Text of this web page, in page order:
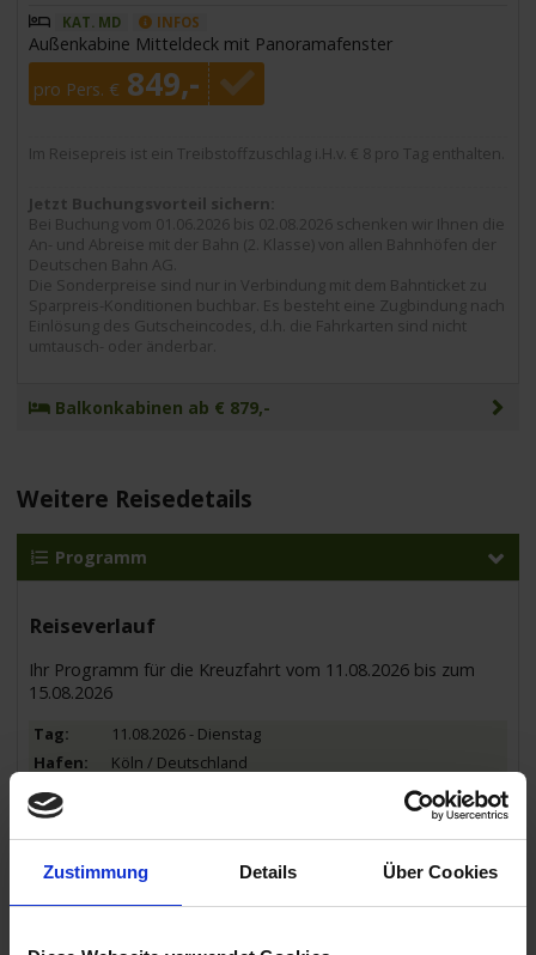
Zustimmung Details Über Cookies
KAT. MD INFOS
Außenkabine Mitteldeck mit Panoramafenster
pro Pers. € 849,-
Im Reisepreis ist ein Treibstoffzuschlag i.H.v. € 8 pro Tag enthalten.
Jetzt Buchungsvorteil sichern:
Bei Buchung vom 01.06.2026 bis 02.08.2026 schenken wir Ihnen die
An- und Abreise mit der Bahn (2. Klasse) von allen Bahnhöfen der
Deutschen Bahn AG.
Die Sonderpreise sind nur in Verbindung mit dem Bahnticket zu
Sparpreis-Konditionen buchbar. Es besteht eine Zugbindung nach
Einlösung des Gutscheincodes, d.h. die Fahrkarten sind nicht
umtausch- oder änderbar.
Balkonkabinen ab € 879,-
Weitere Reisedetails
Programm
Reiseverlauf
Ihr Programm für die Kreuzfahrt vom 11.08.2026 bis zum
15.08.2026
11.08.2026 - Dienstag
Köln / Deutschland
17.00 Uhr
12.08.2026 - Mittwoch